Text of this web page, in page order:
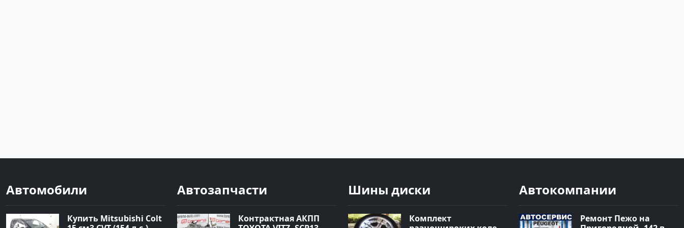
Автомобили
Купить Mitsubishi Colt
Автозапчасти
Контрактная АКПП
Шины диски
Комплект
Автокомпании
Ремонт Пежо на